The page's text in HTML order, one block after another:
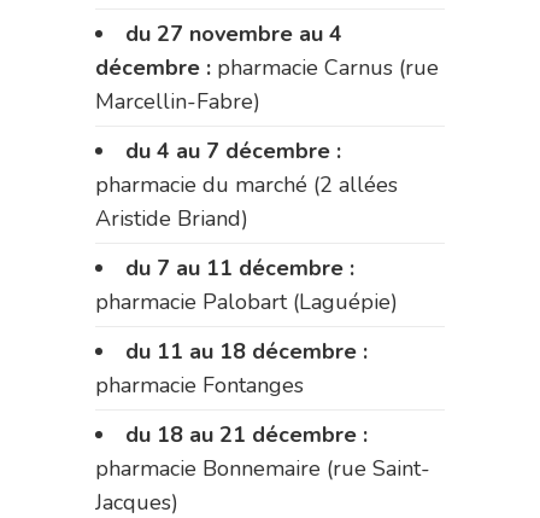
du 27 novembre au 4
décembre : pharmacie Carnus (rue
Marcellin-Fabre)
du 4 au 7 décembre :
pharmacie du marché (2 allées
Aristide Briand)
du 7 au 11 décembre :
pharmacie Palobart (Laguépie)
du 11 au 18 décembre :
pharmacie Fontanges
du 18 au 21 décembre :
pharmacie Bonnemaire (rue Saint-
Jacques)